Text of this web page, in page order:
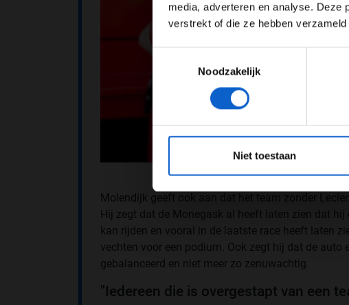
media, adverteren en analyse. Deze
verstrekt of die ze hebben
Noodzakelijk
Niet toestaan
Molendijk geeft ook aan dat het team zonder
Hij zegt dat de Monegask al heeft laten zien dat
kan rijden en vooral in de laatste race heeft laten
vechten voor een podium. Ook zegt hij dat de auto
gebalanceerd en niet meer zo zenuwachtig.
"Iedereen die is overgestapt van een
*Raadpleeg ons